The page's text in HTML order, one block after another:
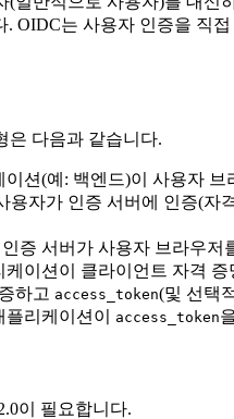
. OIDC는 사용자 인증을 직
은 다음과 같습니다.
션(예: 백엔드)이 사용자
용자가 인증 서버에 인증(
인증 서버가 사용자 브라우저
케이션이 클라이언트 자격 증
하고 access_token(및 선택
리케이션이 access_token
이 필요합니다.